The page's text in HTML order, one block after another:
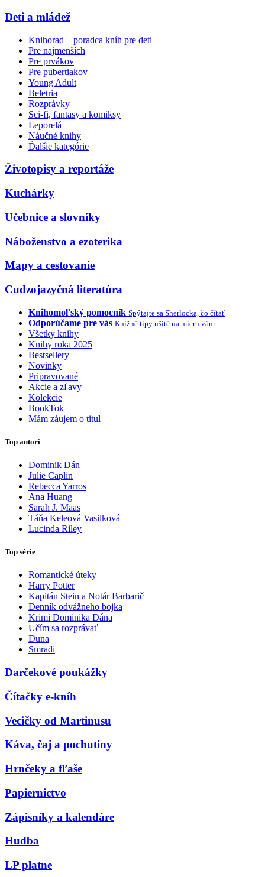
Deti a mládež
Knihorad – poradca kníh pre deti
Pre najmenších
Pre prvákov
Pre pubertiakov
Young Adult
Beletria
Rozprávky
Sci-fi, fantasy a komiksy
Leporelá
Náučné knihy
Ďalšie kategórie
Životopisy a reportáže
Kuchárky
Učebnice a slovníky
Náboženstvo a ezoterika
Mapy a cestovanie
Cudzojazyčná literatúra
Knihomoľský pomocník Spýtajte sa Sherlocka, čo čítať
Odporúčame pre vás Knižné tipy ušité na mieru vám
Všetky knihy
Knihy roka 2025
Bestsellery
Novinky
Pripravované
Akcie a zľavy
Kolekcie
BookTok
Mám záujem o titul
Top autori
Dominik Dán
Julie Caplin
Rebecca Yarros
Ana Huang
Sarah J. Maas
Táňa Keleová Vasilková
Lucinda Riley
Top série
Romantické úteky
Harry Potter
Kapitán Stein a Notár Barbarič
Denník odvážneho bojka
Krimi Dominika Dána
Učím sa rozprávať
Duna
Smradi
Darčekové poukážky
Čítačky e-kníh
Vecičky od Martinusu
Káva, čaj a pochutiny
Hrnčeky a fľaše
Papiernictvo
Zápisníky a kalendáre
Hudba
LP platne